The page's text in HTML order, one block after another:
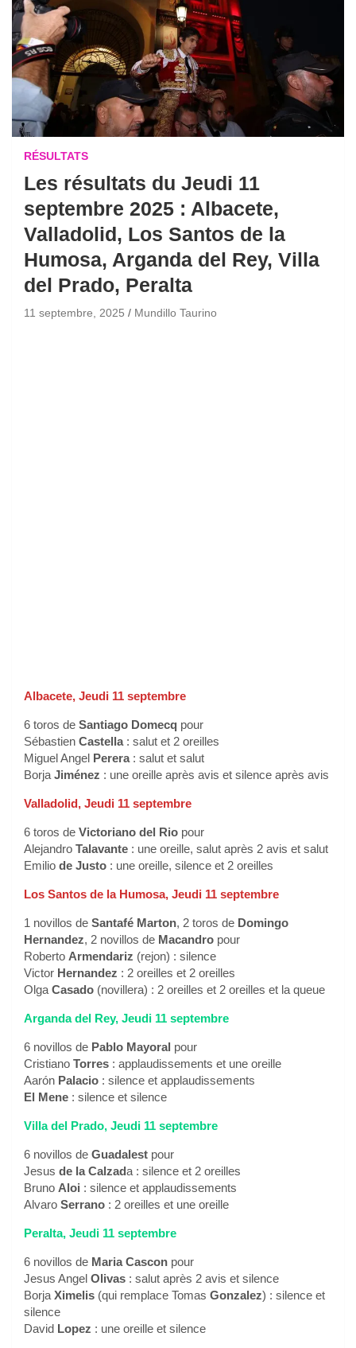
RÉSULTATS
Les résultats du Jeudi 11
septembre 2025 : Albacete,
Valladolid, Los Santos de la
Humosa, Arganda del Rey, Villa
del Prado, Peralta
11 septembre, 2025 Mundillo Taurino
Albacete, Jeudi 11 septembre
6 toros de Santiago Domecq pour
Sébastien Castella : salut et 2 oreilles
Miguel Angel Perera : salut et salut
Borja Jiménez : une oreille après avis et silence après avis
Valladolid, Jeudi 11 septembre
6 toros de Victoriano del Rio pour
Alejandro Talavante : une oreille, salut après 2 avis et salut
Emilio de Justo : une oreille, silence et 2 oreilles
Los Santos de la Humosa, Jeudi 11 septembre
1 novillos de Santafé Marton, 2 toros de Domingo
Hernandez, 2 novillos de Macandro pour
Roberto Armendariz (rejon) : silence
Victor Hernandez : 2 oreilles et 2 oreilles
Olga Casado (novillera) : 2 oreilles et 2 oreilles et la queue
Arganda del Rey, Jeudi 11 septembre
6 novillos de Pablo Mayoral pour
Cristiano Torres : applaudissements et une oreille
Aarón Palacio : silence et applaudissements
El Mene : silence et silence
Villa del Prado, Jeudi 11 septembre
6 novillos de Guadalest pour
Jesus de la Calzada : silence et 2 oreilles
Bruno Aloi : silence et applaudissements
Alvaro Serrano : 2 oreilles et une oreille
Peralta, Jeudi 11 septembre
6 novillos de Maria Cascon pour
Jesus Angel Olivas : salut après 2 avis et silence
Borja Ximelis (qui remplace Tomas Gonzalez) : silence et
silence
David Lopez : une oreille et silence